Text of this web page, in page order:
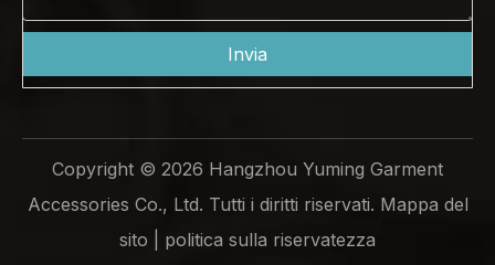
Invia
Copyright © 2026 Hangzhou Yuming Garment
Accessories Co., Ltd. Tutti i diritti riservati. Mappa del
sito
politica sulla riservatezza